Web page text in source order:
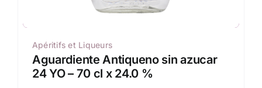
Apéritifs et Liqueurs
Aguardiente Antiqueno sin azucar
24 YO – 70 cl x 24.0 %